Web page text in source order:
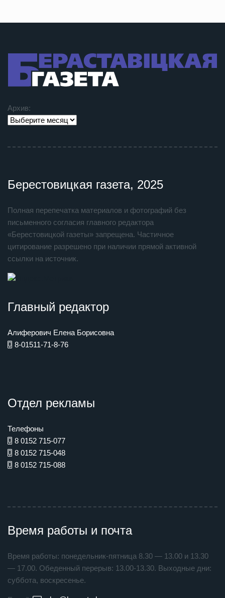
Архив:
Берестовицкая газета, 2025
Полная перепечатка материалов и фотографий без
письменного согласия главного редактора
«Берестовицкой газеты» запрещена. Частичное
цитирование разрешено при наличии прямой активной
ссылки на источник.
Главный редактор
Алиферович Елена Борисовна
8-01511-71-8-76
Отдел рекламы
Телефоны
8 0152 715-077
8 0152 715-048
8 0152 715-088
Время работы и почта
Время работы: понедельник-пятница 8.30 — 13.00 и 13.30
— 17.00. Обеденный перерыв: 13.00-13.30. Выходные дни:
суббота, воскресенье.